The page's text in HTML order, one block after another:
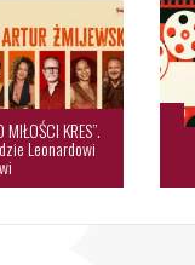
MIŁOŚCI KRES”.
Leonardowi